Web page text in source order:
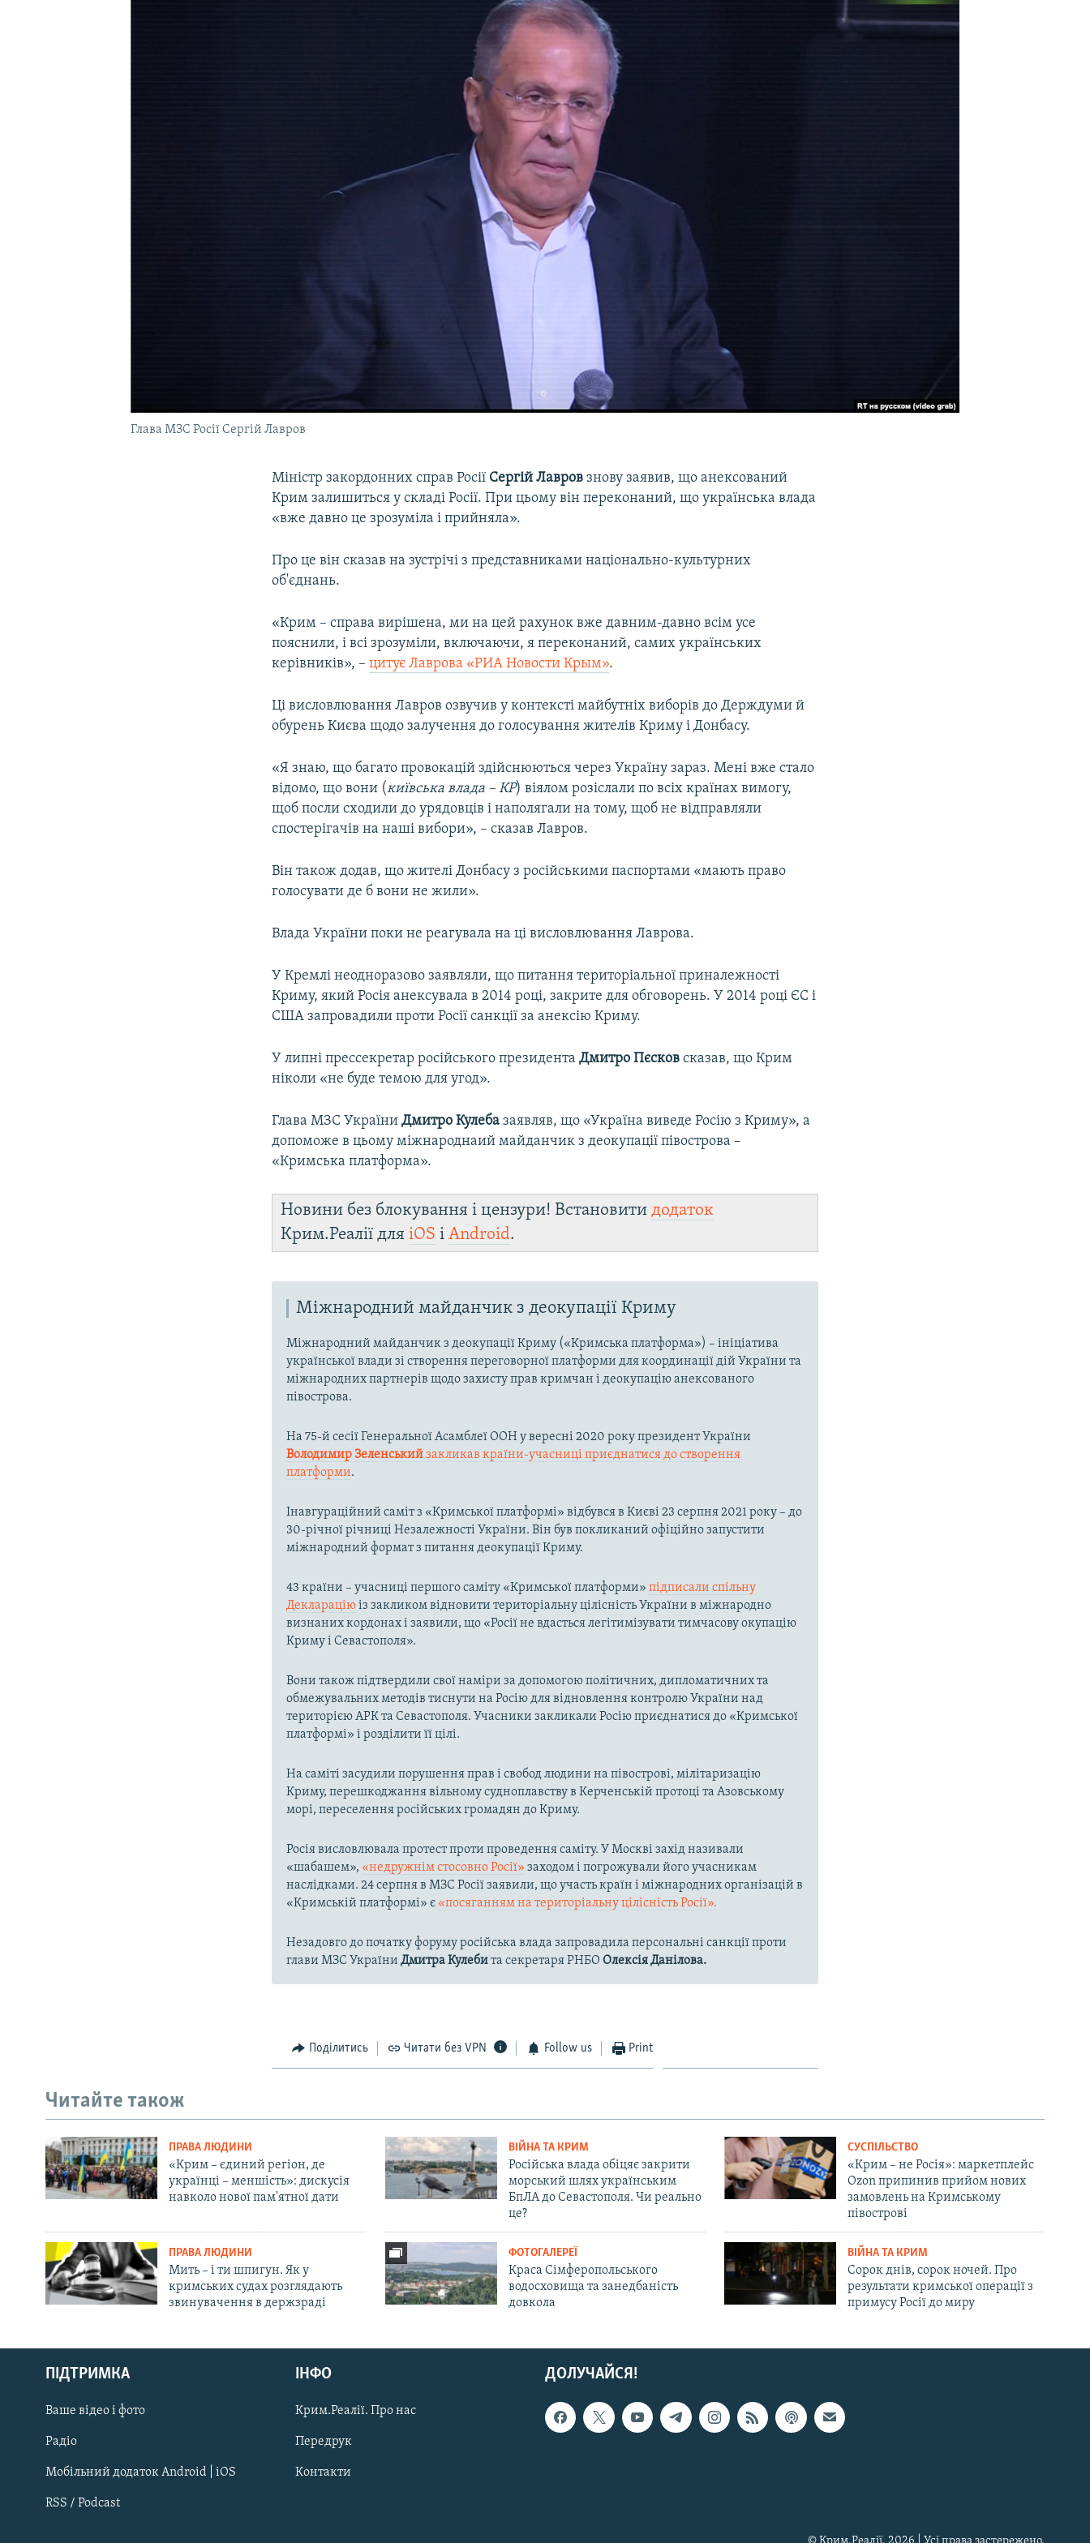
Русский
Qırımtatar
ДОЛУЧАЙСЯ!
Глава МЗС Росії Сергій Лавров
Міністр закордонних справ Росії Сергій Лавров знову заявив, що анексований
Крим залишиться у складі Росії. При цьому він переконаний, що українська влада
«вже давно це зрозуміла і прийняла».
Про це він сказав на зустрічі з представниками національно-культурних
об'єднань.
«Крим – справа вирішена, ми на цей рахунок вже давним-давно всім усе
пояснили, і всі зрозуміли, включаючи, я переконаний, самих українських
керівників», –цитує Лаврова «РИА Новости Крым».
Ці висловлювання Лавров озвучив у контексті майбутніх виборів до Держдуми й
обурень Києва щодо залучення до голосування жителів Криму і Донбасу.
«Я знаю, що багато провокацій здійснюються через Україну зараз. Мені вже стало
відомо, що вони (київська влада – КР) віялом розіслали по всіх країнах вимогу,
щоб посли сходили до урядовців і наполягали на тому, щоб не відправляли
спостерігачів на наші вибори», – сказав Лавров.
Він також додав, що жителі Донбасу з російськими паспортами «мають право
голосувати де б вони не жили».
Влада України поки не реагувала на ці висловлювання Лаврова.
У Кремлі неодноразово заявляли, що питання територіальної приналежності
Криму, який Росія анексувала в 2014 році, закрите для обговорень. У 2014 році ЄС і
США запровадили проти Росії санкції за анексію Криму.
У липні прессекретар російського президентаДмитро Пєсков сказав, що Крим
ніколи «не буде темою для угод».
Глава МЗС УкраїниДмитро Кулеба заявляв, що «Україна виведе Росію з Криму», а
допоможе в цьому міжнароднаий майданчик з деокупації півострова –
«Кримська платформа».
Новини без блокування і цензури! Встановитидодаток
Крим.Реалії дляiOS іAndroid.
Міжнародний майданчик з деокупації Криму
Міжнародний майданчик з деокупації Криму («Кримська платформа») – ініціатива
української влади зі створення переговорної платформи для координації дій України та
міжнародних партнерів щодо захисту прав кримчан і деокупацію анексованого
півострова.
На 75-й сесії Генеральної Асамблеї ООН у вересні 2020 року президент України
Володимир Зеленськийзакликав країни-учасниці приєднатися до створення
платформи.
Інавгураційний саміт з «Кримської платформі» відбувся в Києві 23 серпня 2021 року – до
30-річної річниці Незалежності України. Він був покликаний офіційно запустити
міжнародний формат з питання деокупації Криму.
43 країни – учасниці першого саміту «Кримської платформи»підписали спільну
Деклараціюіз закликом відновити територіальну цілісність України в міжнародно
визнаних кордонах і заявили, що «Росії не вдасться легітимізувати тимчасову окупацію
Криму і Севастополя».
Вони також підтвердили свої наміри за допомогою політичних, дипломатичних та
обмежувальних методів тиснути на Росію для відновлення контролю України над
територією АРК та Севастополя. Учасники закликали Росію приєднатися до «Кримської
платформі» і розділити її цілі.
На саміті засудили порушення прав і свобод людини на півострові, мілітаризацію
Криму, перешкоджання вільному судноплавству в Керченській протоці та Азовському
морі, переселення російських громадян до Криму.
Росія висловлювала протест проти проведення саміту. У Москві захід називали
«шабашем», «недружнім стосовно Росії» заходом і погрожували його учасникам
наслідками. 24 серпня в МЗС Росії заявили, що участь країн і міжнародних організацій в
«Кримській платформі» є «посяганням на територіальну цілісність Росії».
Незадовго до початку форуму російська влада запровадила персональні санкції проти
глави МЗС УкраїниДмитра Кулебита секретаря РНБООлексія Данілова.
Поділитись Читати без VPN Follow us Print
Читайте також
ПРАВА ЛЮДИНИ
«Крим – єдиний регіон, де
українці – меншість»: дискусія
навколо нової пам'ятної дати
ВІЙНА ТА КРИМ
Російська влада обіцяє закрити
морський шлях українським
БпЛА до Севастополя. Чи реально
це?
СУСПІЛЬСТВО
«Крим – не Росія»: маркетплейс
Ozon припинив прийом нових
замовлень на Кримському
півострові
ПРАВА ЛЮДИНИ
Мить – і ти шпигун. Як у
кримських судах розглядають
звинувачення в держзраді
ФОТОГАЛЕРЕЇ
Краса Сімферопольського
водосховища та занедбаність
довкола
ВІЙНА ТА КРИМ
Сорок днів, сорок ночей. Про
результати кримської операції з
примусу Росії до миру
ДОЛУЧАЙСЯ!
ПІДТРИМКА
Ваше відео і фото
Радіо
Мобільний додаток Android | iOS
RSS / Podcast
ІНФО
Крим.Реалії. Про нас
Передрук
Контакти